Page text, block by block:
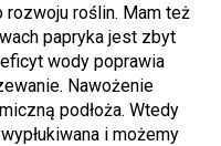
rozwoju roślin. Mam też
papryka jest zbyt
wody poprawia
Nawożenie
podłoża. Wtedy
i możemy